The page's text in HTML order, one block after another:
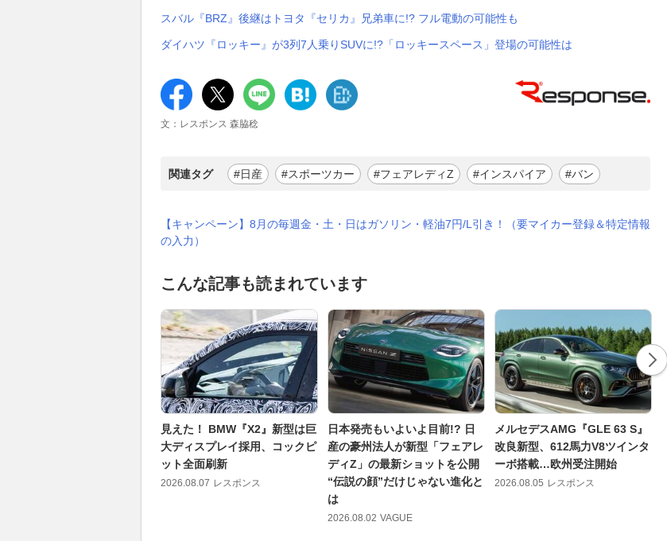
スバル『BRZ』後継はトヨタ『セリカ』兄弟車に!? フル電動の可能性も
ダイハツ『ロッキー』が3列7人乗りSUVに!?「ロッキースペース」登場の可能性は
文：レスポンス 森脇稔
関連タグ #日産 #スポーツカー #フェアレディZ #インスパイア #バン
【キャンペーン】8月の毎週金・土・日はガソリン・軽油7円/L引き！（要マイカー登録＆特定情報
の入力）
こんな記事も読まれています
見えた！ BMW『X2』新型は巨
大ディスプレイ採用、コックピ
ット全面刷新
2026.08.07 レスポンス
日本発売もいよいよ目前!? 日
産の豪州法人が新型「フェアレ
ディZ」の最新ショットを公開
“伝説の顔”だけじゃない進化と
は
2026.08.02 VAGUE
メルセデスAMG『GLE 63 S』
改良新型、612馬力V8ツインタ
ーボ搭載…欧州受注開始
2026.08.05 レスポンス